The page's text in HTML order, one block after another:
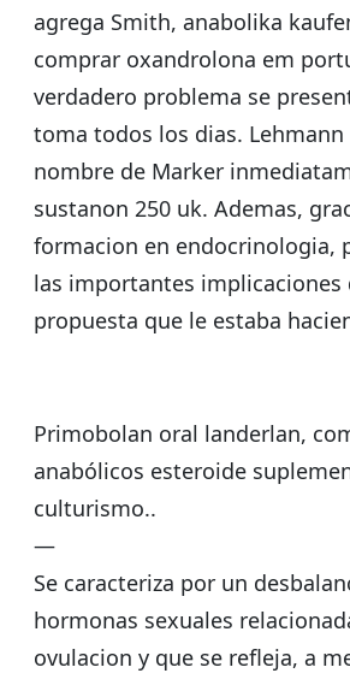
agrega Smith, anabolika
comprar oxandrolona em
verdadero problema se
toma todos los dias.
nombre de Marker
sustanon 250 uk. Ademas,
formacion en endocrinologia,
las importantes implicaciones
propuesta que le estaba
Primobolan oral landerlan,
anabólicos esteroide
culturismo..
—
Se caracteriza por un
hormonas sexuales
ovulacion y que se refleja, a